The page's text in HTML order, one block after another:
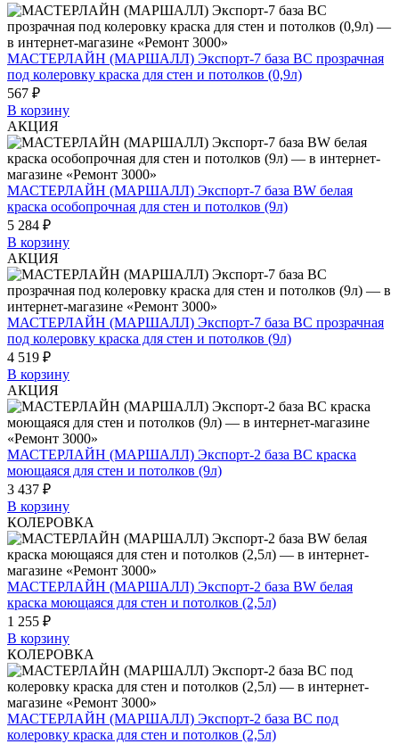
МАСТЕРЛАЙН (МАРШАЛЛ) Экспорт-7 база BC прозрачная
под колеровку краска для стен и потолков (0,9л)
567 ₽
В корзину
АКЦИЯ
МАСТЕРЛАЙН (МАРШАЛЛ) Экспорт-7 база BW белая
краска особопрочная для стен и потолков (9л)
5 284 ₽
В корзину
АКЦИЯ
МАСТЕРЛАЙН (МАРШАЛЛ) Экспорт-7 база BC прозрачная
под колеровку краска для стен и потолков (9л)
4 519 ₽
В корзину
АКЦИЯ
МАСТЕРЛАЙН (МАРШАЛЛ) Экспорт-2 база BC краска
моющаяся для стен и потолков (9л)
3 437 ₽
В корзину
КОЛЕРОВКА
МАСТЕРЛАЙН (МАРШАЛЛ) Экспорт-2 база BW белая
краска моющаяся для стен и потолков (2,5л)
1 255 ₽
В корзину
КОЛЕРОВКА
МАСТЕРЛАЙН (МАРШАЛЛ) Экспорт-2 база BС под
колеровку краска для стен и потолков (2,5л)